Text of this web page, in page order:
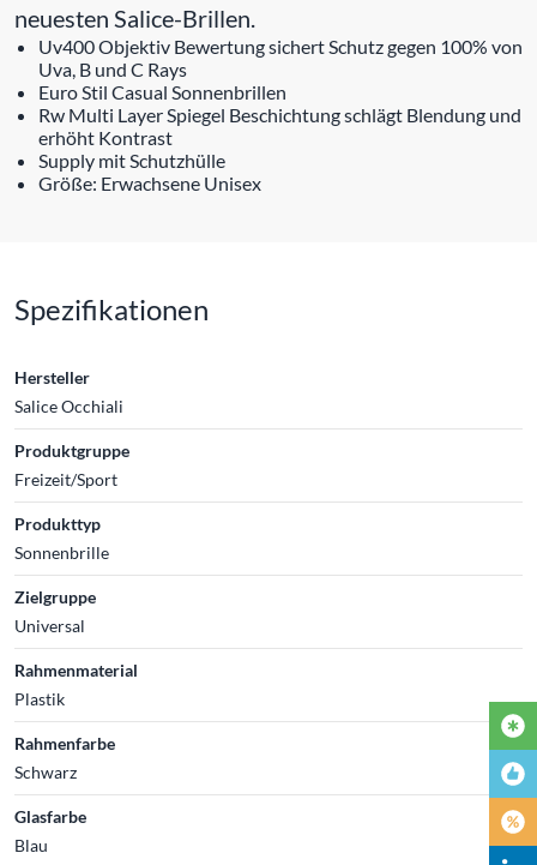
neuesten Salice-Brillen.
Uv400 Objektiv Bewertung sichert Schutz gegen 100% von
Uva, B und C Rays
Euro Stil Casual Sonnenbrillen
Rw Multi Layer Spiegel Beschichtung schlägt Blendung und
erhöht Kontrast
Supply mit Schutzhülle
Größe: Erwachsene Unisex
Spezifikationen
Hersteller
Salice Occhiali
Produktgruppe
Freizeit/Sport
Produkttyp
Sonnenbrille
Zielgruppe
Universal
Rahmenmaterial
Plastik
Rahmenfarbe
Schwarz
Glasfarbe
Blau